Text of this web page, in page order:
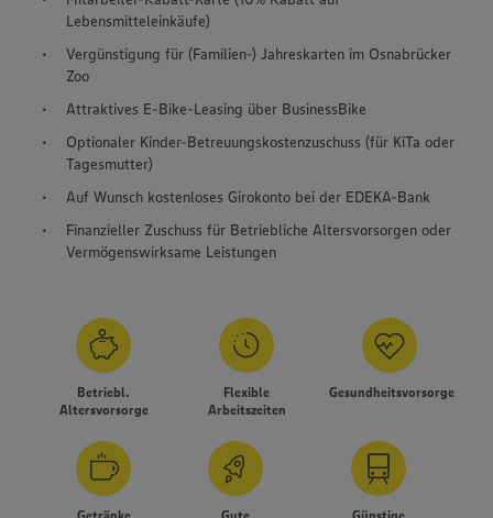
Lebensmitteleinkäufe)
Vergünstigung für (Familien-) Jahreskarten im Osnabrücker
Zoo
Attraktives E-Bike-Leasing über BusinessBike
Optionaler Kinder-Betreuungskostenzuschuss (für KiTa oder
Tagesmutter)
Auf Wunsch kostenloses Girokonto bei der EDEKA-Bank
Finanzieller Zuschuss für Betriebliche Altersvorsorgen oder
Vermögenswirksame Leistungen
Betriebl.
Altersvorsorge
Flexible
Arbeitszeiten
Gesundheitsvorsorge